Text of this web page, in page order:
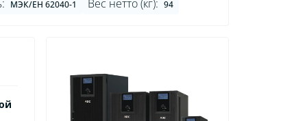
МЭК/ЕН 62040-1 Вес нетто (кг): 94